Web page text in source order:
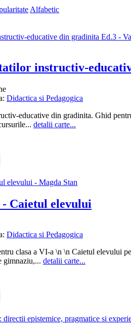
Alfabetic
instructiv-
Didactica si Pedagogica
educative din gradinita. Ghid
detalii carte...
Caietul elevului
Didactica si Pedagogica
clasa a VI-a \n \n Caietul elevului
gimnaziu,... detalii carte...